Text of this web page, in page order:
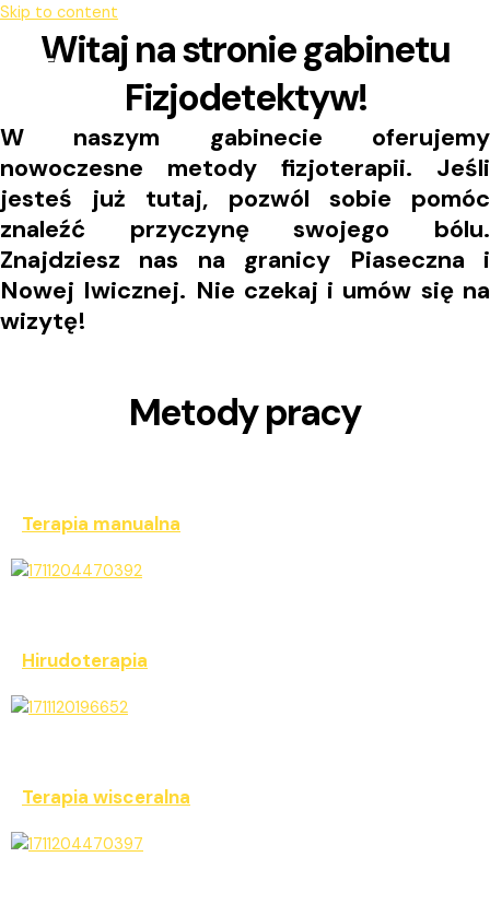
Skip to content
Witaj na stronie gabinetu
Fizjodetektyw!
W naszym gabinecie oferujemy
nowoczesne metody fizjoterapii. Jeśli
jesteś już tutaj, pozwól sobie pomóc
znaleźć przyczynę swojego bólu.
Znajdziesz nas na granicy Piaseczna i
Nowej Iwicznej. Nie czekaj i umów się na
wizytę!
Metody pracy
Terapia manualna
Hirudoterapia
Terapia wisceralna